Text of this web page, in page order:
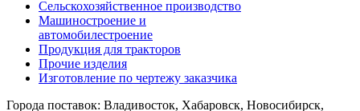
Сельскохозяйственное производство
Машиностроение и
автомобилестроение
Продукция для тракторов
Прочие изделия
Изготовление по чертежу заказчика
Города поставок: Владивосток, Хабаровск, Новосибирск,